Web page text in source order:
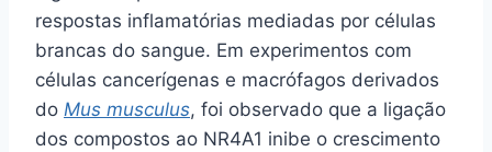
respostas inflamatórias mediadas por células
brancas do sangue. Em experimentos com
células cancerígenas e macrófagos derivados
do Mus musculus, foi observado que a ligação
dos compostos ao NR4A1 inibe o crescimento